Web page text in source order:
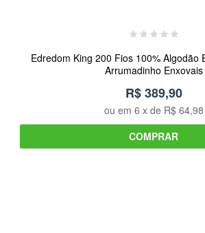
Edredom King 200 Fios 100% Algodão
Arrumadinho Enxovais
R$ 389,90
ou em 6 x de R$ 64,98
COMPRAR